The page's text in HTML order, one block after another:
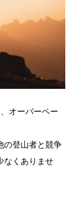
オーバーペー
の登山者と競争
なくありませ